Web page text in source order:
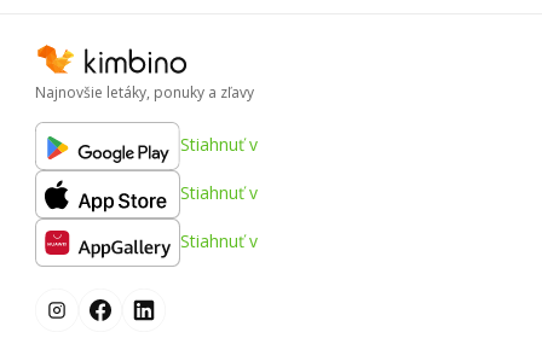
Najnovšie letáky, ponuky a zľavy
Stiahnuť v
Stiahnuť v
Stiahnuť v